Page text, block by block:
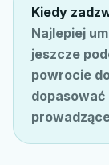
Kiedy
Najlepiej
jeszcze
powrocie
dopasować